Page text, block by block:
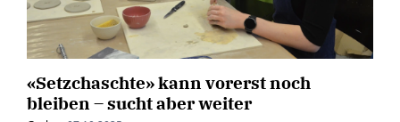
«Setzchaschte» kann vorerst noch
bleiben – sucht aber weiter